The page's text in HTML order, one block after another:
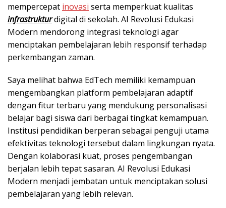
mempercepat inovasi serta memperkuat kualitas
infrastrukturdigital di sekolah. AI Revolusi Edukasi
Modern mendorong integrasi teknologi agar
menciptakan pembelajaran lebih responsif terhadap
perkembangan zaman.
Saya melihat bahwa EdTech memiliki kemampuan
mengembangkan platform pembelajaran adaptif
dengan fitur terbaru yang mendukung personalisasi
belajar bagi siswa dari berbagai tingkat kemampuan.
Institusi pendidikan berperan sebagai penguji utama
efektivitas teknologi tersebut dalam lingkungan nyata.
Dengan kolaborasi kuat, proses pengembangan
berjalan lebih tepat sasaran. AI Revolusi Edukasi
Modern menjadi jembatan untuk menciptakan solusi
pembelajaran yang lebih relevan.